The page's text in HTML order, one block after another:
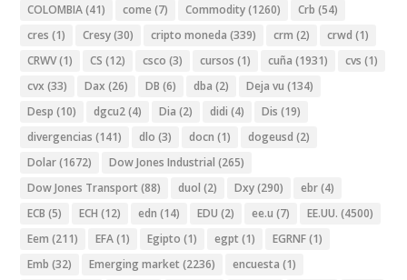
COLOMBIA(41) come (7) Commodity(1260) Crb (54)
cres (1) Cresy(30) cripto moneda (339) crm (2) crwd (1)
CRWV(1) CS (12) csco (3) cursos (1) cuña (1931) cvs (1)
cvx (33) Dax (26) DB (6) dba (2) Deja vu (134)
Desp (10) dgcu2(4) Dia (2) didi (4) Dis (19)
divergencias (141) dlo (3) docn (1) dogeusd (2)
Dolar(1672) Dow Jones Industrial (265)
Dow Jones Transport (88) duol (2) Dxy(290) ebr(4)
ECB (5) ECH (12) edn (14) EDU (2) ee.u (7) EE.UU. (4500)
Eem (211) EFA(1) Egipto (1) egpt (1) EGRNF(1)
Emb (32) Emerging market (2236) encuesta (1)